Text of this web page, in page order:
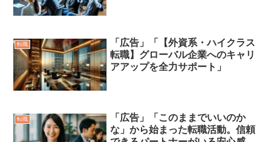
転職
「広告」「【外資系・ハイクラス
転職】グローバル企業へのキャリ
アアップを全力サポート」
転職
「広告」「このままでいいのか
な」から始まった転職活動。信頼